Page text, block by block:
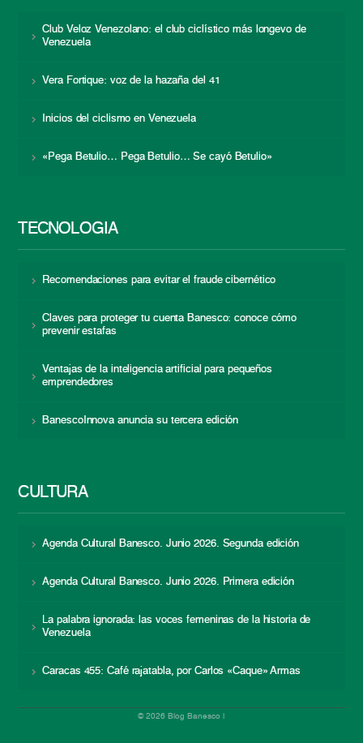
Club Veloz Venezolano: el club ciclístico más longevo de
Venezuela
Vera Fortique: voz de la hazaña del 41
Inicios del ciclismo en Venezuela
«Pega Betulio… Pega Betulio… Se cayó Betulio»
TECNOLOGÍA
Recomendaciones para evitar el fraude cibernético
Claves para proteger tu cuenta Banesco: conoce cómo
prevenir estafas
Ventajas de la inteligencia artificial para pequeños
emprendedores
BanescoInnova anuncia su tercera edición
CULTURA
Agenda Cultural Banesco. Junio 2026. Segunda edición
Agenda Cultural Banesco. Junio 2026. Primera edición
La palabra ignorada: las voces femeninas de la historia de
Venezuela
Caracas 455: Café rajatabla, por Carlos «Caque» Armas
© 2026 Blog Banesco |